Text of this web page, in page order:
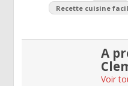
Recette cuisine
A
Voir